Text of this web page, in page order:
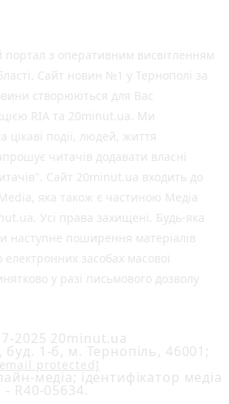
з оперативним висвітленням
Сайт новин №1 у Тернополі за
створюються для Вас
RIA та 20minut.ua. Ми
цікаві події, людей, життя
читачів додавати власні
Сайт 20minut.ua входить до
яка також є частиною Медіа
Усі права захищені. Будь-яка
наступне поширення матеріалів
засобах масової
у разі письмового дозволу
2025 20minut.ua
буд. 1-б, м. Тернопіль, 46001;
protected]
медіа; ідентифікатор медіа
- R40-05634.